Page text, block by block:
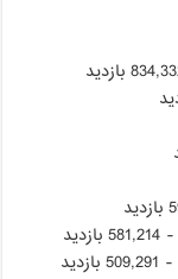
- 581,214 بازدید
- 509,291 بازدید